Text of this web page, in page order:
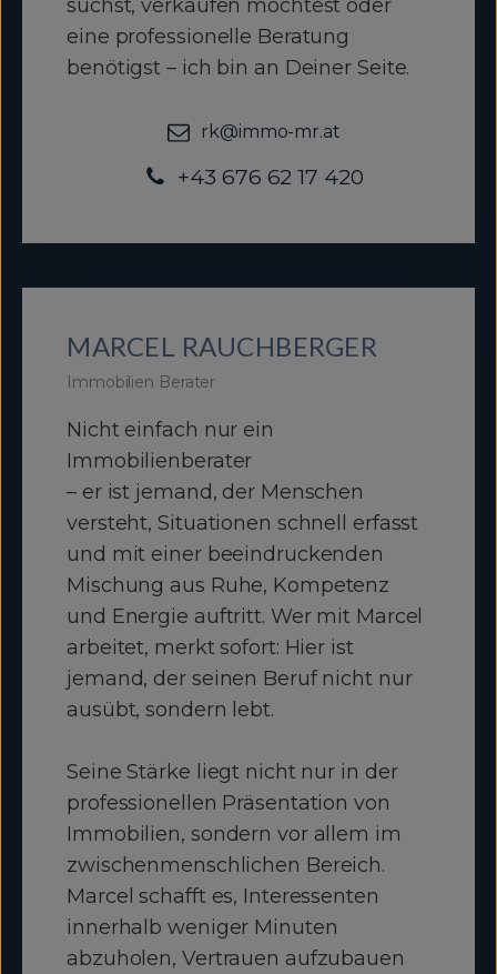
suchst, verkaufen möchtest oder
eine professionelle Beratung
benötigst – ich bin an Deiner Seite.
rk@immo-mr.at
+43 676 62 17 420
MARCEL RAUCHBERGER
Immobilien Berater
Nicht einfach nur ein
Immobilienberater
– er ist jemand, der Menschen
versteht, Situationen schnell erfasst
und mit einer beeindruckenden
Mischung aus Ruhe, Kompetenz
und Energie auftritt. Wer mit Marcel
arbeitet, merkt sofort: Hier ist
jemand, der seinen Beruf nicht nur
ausübt, sondern lebt.
Seine Stärke liegt nicht nur in der
professionellen Präsentation von
Immobilien, sondern vor allem im
zwischenmenschlichen Bereich.
Marcel schafft es, Interessenten
innerhalb weniger Minuten
abzuholen, Vertrauen aufzubauen